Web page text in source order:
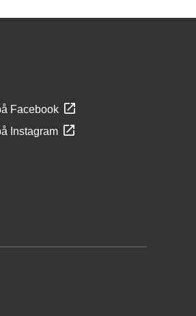
Facebook
Instagram